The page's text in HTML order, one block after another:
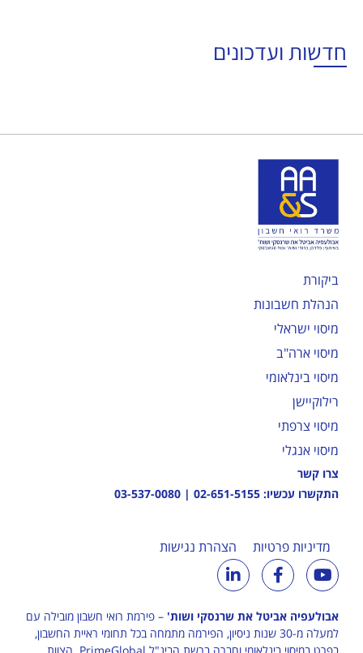
חדשות ועדכונים
ביקורת
הנהלת חשבונות
מיסוי ישראלי
מיסוי ארה"ב
מיסוי בינלאומי
רילוקיישן
מיסוי צרפתי
מיסוי אנגלי
צרו קשר
התקשרו עכשיו: 02-651-5155
|
03-537-0080
מדיניות פרטיות הצהרת נגישות
אבולעפיה אביטל את שרנסקי ושות' – פירמת רואי חשבון מובילה עם
למעלה מ-30 שנות ניסיון, הפירמה מתמחה בכל תחומי ראיית החשבון,